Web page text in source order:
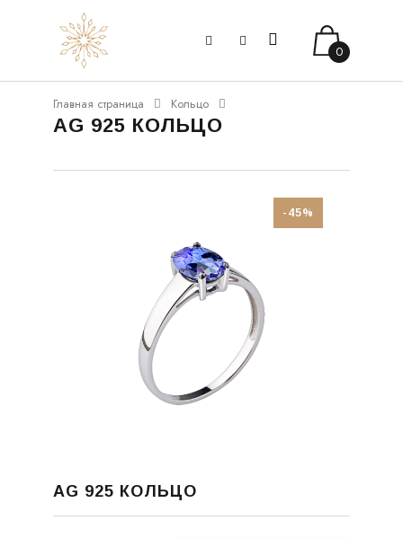
0
Главная страница Кольцо
AG 925 КОЛЬЦО
-45%
AG 925 КОЛЬЦО